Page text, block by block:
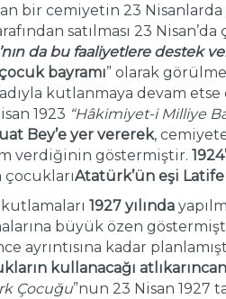
bir cemiyetin 23 Nisanlarda
satılması 23 Nisan’da
da bu faaliyetlere destek
bayramı” olarak
adıyla kutlanmaya devam etse
1923 “Hâkimiyet-i Milliye
Bey’e yer vererek,
verdiğinin göstermiştir. 1924’
Atatürk’ün eşi Latife
1927 yılında
büyük özen
ayrıntısına kadar
kullanacağı
Çocuğu”nun 23 Nisan 1927